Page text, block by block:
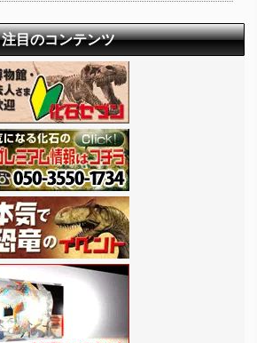
注目のコンテンツ